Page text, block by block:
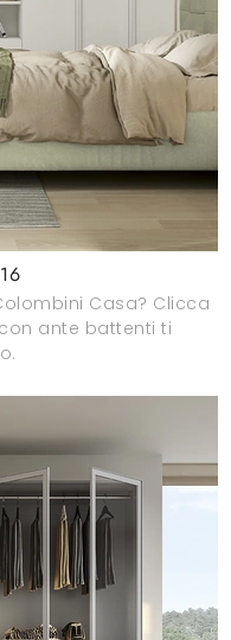
Casa? Clicca
ante battenti ti